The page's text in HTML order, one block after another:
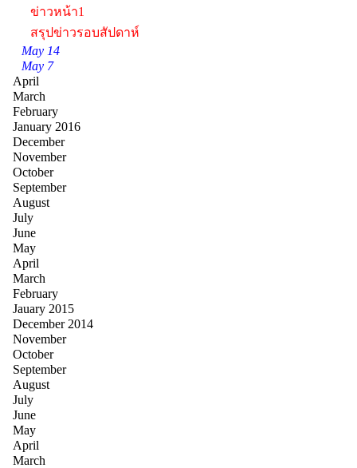
ข่าวหน้า1
สรุปข่าวรอบสัปดาห์
May 14
May 7
April
March
February
January 2016
December
November
October
September
August
July
June
May
April
March
February
Jauary 2015
December 2014
November
October
September
August
July
June
May
April
March